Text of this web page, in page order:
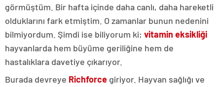
görmüştüm. Bir hafta içinde daha canlı, daha hareketli
olduklarını fark etmiştim. O zamanlar bunun nedenini
bilmiyordum. Şimdi ise biliyorum ki; vitamin eksikliği
hayvanlarda hem büyüme geriliğine hem de
hastalıklara davetiye çıkarıyor.
Burada devreye Richforce giriyor. Hayvan sağlığı ve